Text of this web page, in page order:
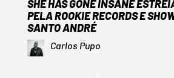
SHE HAS GONE INSANE
PELA ROOKIE RECORDS E
SANTO ANDRÉ
Carlos Pupo